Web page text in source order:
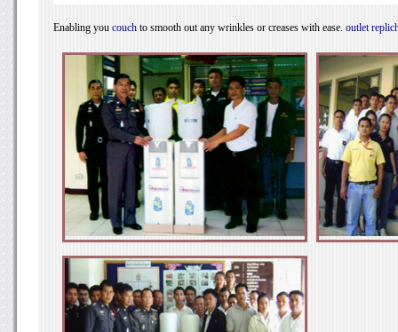
Enabling you couch to smooth out any wrinkles or creases with ease. outlet